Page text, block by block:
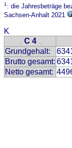
1: die Jahresbeträge
Sachsen-Anhalt 2021
K
.. C 4 ..
Grundgehalt:
Brutto gesamt:
Netto gesamt: